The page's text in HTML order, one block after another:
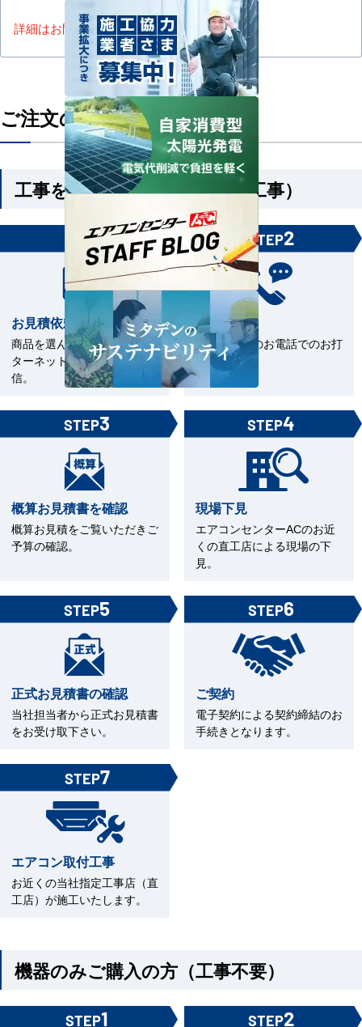
詳細はお問い合わせください。
ご注文の流れ
工事を依頼される方（機器＋工事）
STEP1
お見積依頼
商品を選んで見積依頼をイン
ターネットまたはFAXで送
信。
STEP2
お打合せ
当社担当とのお電話でのお打
合せ。
STEP3
概算お見積書を確認
概算お見積をご覧いただきご
予算の確認。
STEP4
現場下見
エアコンセンターACのお近
くの直工店による現場の下
見。
STEP5
正式お見積書の確認
当社担当者から正式お見積書
をお受け取下さい。
STEP6
ご契約
電子契約による契約締結のお
手続きとなります。
STEP7
エアコン取付工事
お近くの当社指定工事店（直
工店）が施工いたします。
機器のみご購入の方（工事不要）
STEP1 STEP2